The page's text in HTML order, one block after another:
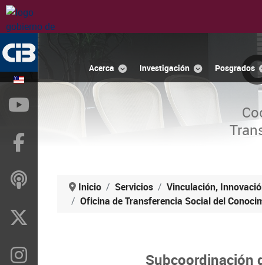
Acerca Investigación Posgrados
Inicio Servicios
Vinculación,
Oficina de Transferencia Social del
Subcoordinación
ivoox
Instragram